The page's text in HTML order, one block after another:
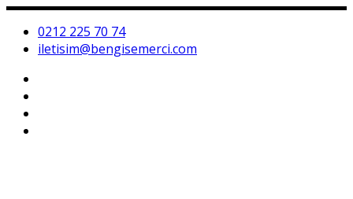
0212 225 70 74
iletisim@bengisemerci.com